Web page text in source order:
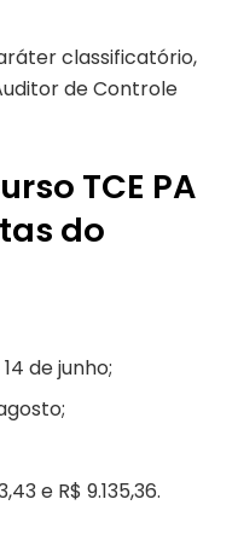
classificatório,
de Controle
TCE PA
do
de junho;
e R$ 9.135,36.